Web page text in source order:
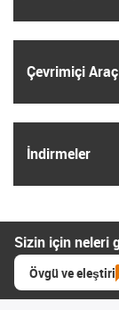
Çevrimiçi
İndirmeler
Sizin için neleri
Övgü ve eleştiri